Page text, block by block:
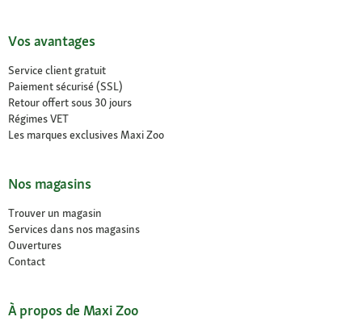
Vos avantages
Service client gratuit
Paiement sécurisé (SSL)
Retour offert sous 30 jours
Régimes VET
Les marques exclusives Maxi Zoo
Nos magasins
Trouver un magasin
Services dans nos magasins
Ouvertures
Contact
À propos de Maxi Zoo